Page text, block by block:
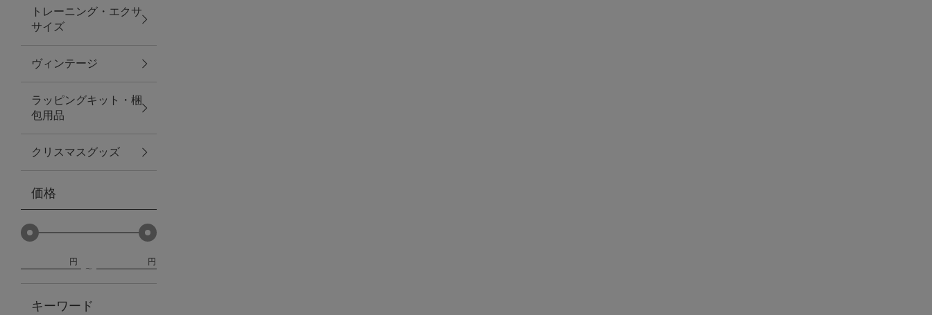
ステーショナリー
その他
紅茶・フード
防災グッズ・非常食
トレーニング
トレーニング・エクサ
サイズ
ヴィンテージ
ラッピングキット・梱
包用品
クリスマスグッズ
価格
円 円
キーワード